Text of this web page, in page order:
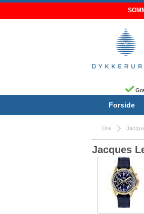
Forside
Ure
Jacques